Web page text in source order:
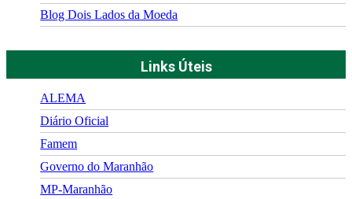
Blog Dois Lados da Moeda
Links Úteis
ALEMA
Diário Oficial
Famem
Governo do Maranhão
MP-Maranhão